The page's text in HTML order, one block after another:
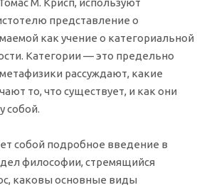
М. Крисп, используют
представление о
как учение о категориальной
Категории — это предельно
рассуждают, какие
то, что существует, и как они
собой.
собой подробное введение в
философии, стремящийся
каковы основные виды